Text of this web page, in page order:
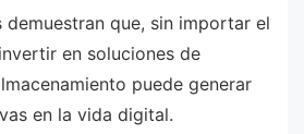
demuestran que, sin importar el
en soluciones de
puede generar
en la vida digital.